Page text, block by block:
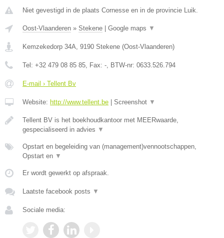
Niet gevestigd in de plaats Cornesse en in de provincie Luik.
Oost-Vlaanderen » Stekene | Google maps ▼
Kemzekedorp 34A 9190 Stekene (Oost-Vlaanderen)
Tel: +32 479 08 85 85 , Fax: - , BTW-nr: 0633.526.794
E-mail › Tellent Bv
Website: http://www.tellent.be | Screenshot ▼
Tellent BV is het boekhoudkantoor met MEERwaarde,
gespecialiseerd in advies ▼
Opstart en begeleiding van (management)vennootschappen,
Opstart en ▼
Er wordt gewerkt op afspraak.
Laatste facebook posts ▼
Sociale media: